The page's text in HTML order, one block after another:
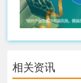
相关资讯